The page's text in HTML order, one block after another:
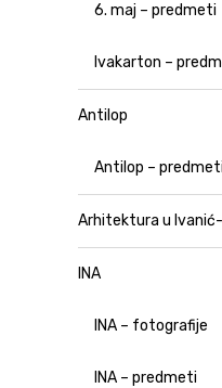
6. maj – predmeti
Ivakarton –
Antilop
Antilop – predmeti
Arhitektura u
INA
INA – fotografije
INA – predmeti